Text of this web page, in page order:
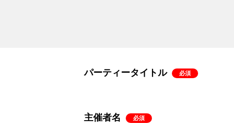
パーティータイトル 必須
主催者名 必須